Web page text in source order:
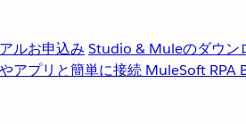
ルお申込み Studio & Muleのダウン
アプリと簡単に接続 MuleSoft RPA